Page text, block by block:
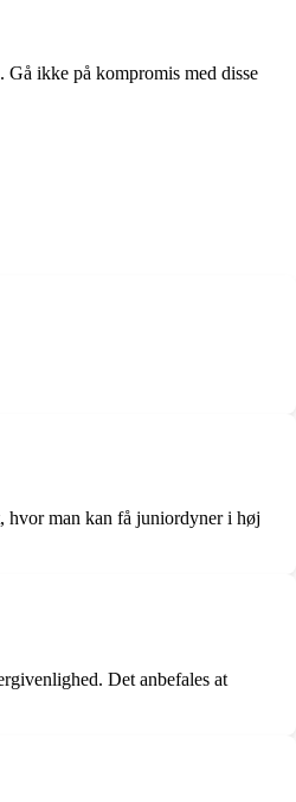
ikke på kompromis med disse
hvor man kan få juniordyner i høj
Det anbefales at